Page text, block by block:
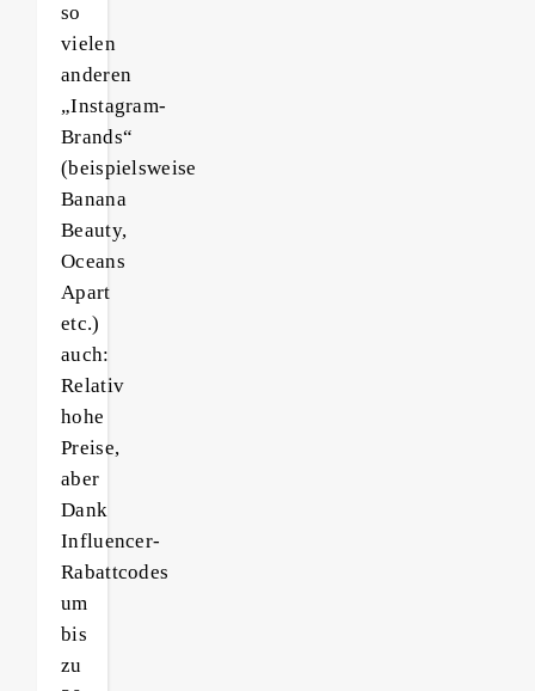
so
vielen
anderen
„Instagram-
Brands“
(beispielsweise
Banana
Beauty,
Oceans
Apart
etc.)
auch:
Relativ
hohe
Preise,
aber
Dank
Influencer-
Rabattcodes
um
bis
zu